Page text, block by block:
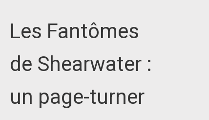
Les Fantômes
de Shearwater :
un page-turner